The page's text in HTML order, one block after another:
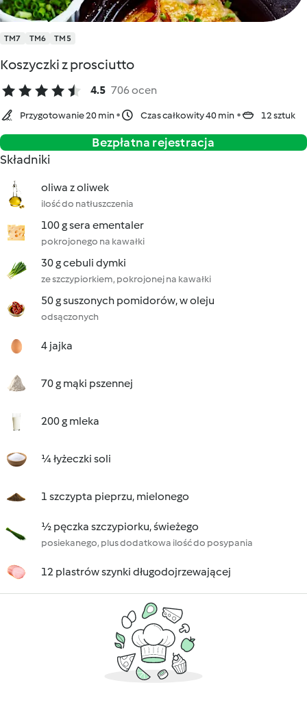
TM7 TM6 TM5
Koszyczki z prosciutto
4.5 706 ocen
Przygotowanie 20 min Czas całkowity 40 min 12 sztuk
Bezpłatna rejestracja
Składniki
oliwa z oliwek
ilość do natłuszczenia
100 g sera ementaler
pokrojonego na kawałki
30 g cebuli dymki
ze szczypiorkiem, pokrojonej na kawałki
50 g suszonych pomidorów, w oleju
odsączonych
4 jajka
70 g mąki pszennej
200 g mleka
¼ łyżeczki soli
1 szczypta pieprzu, mielonego
½ pęczka szczypiorku, świeżego
posiekanego, plus dodatkowa ilość do posypania
12 plastrów szynki długodojrzewającej